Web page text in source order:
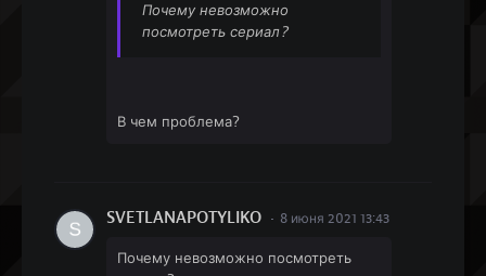
Почему невозможно
посмотреть сериал?
В чем проблема?
SVETLANAPOTYLIKO 8 июня 2021 13:43
Почему невозможно посмотреть